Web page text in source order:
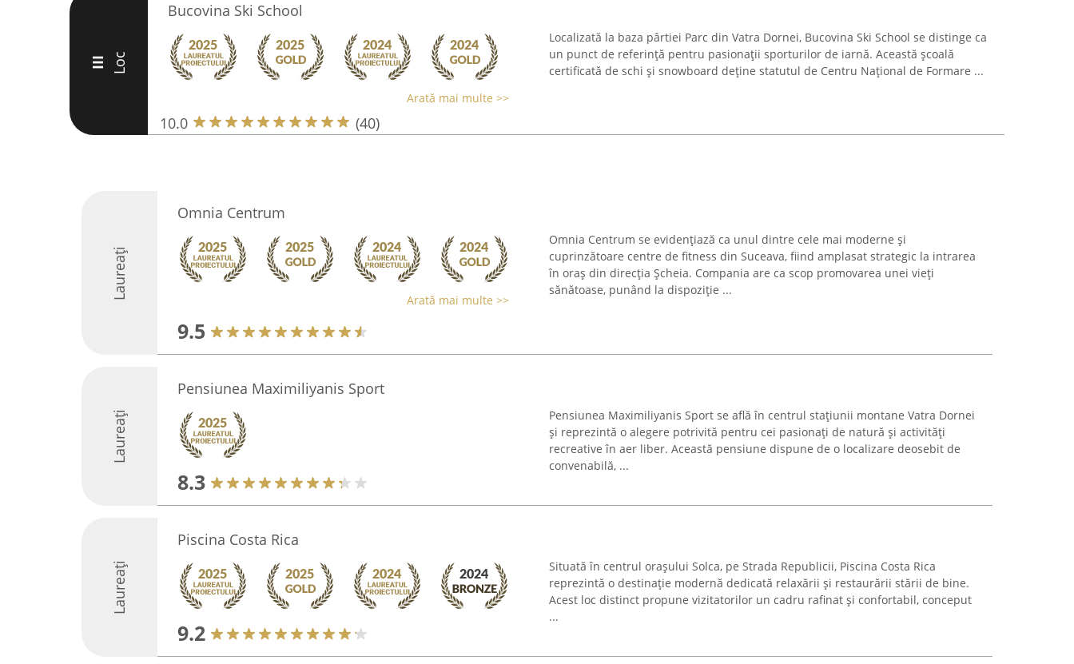
III Loc
Bucovina Ski School
Arată mai multe >>
10.0 (40)
Localizată la baza pârtiei Parc din Vatra Dornei, Bucovina Ski School se distinge ca
un punct de referință pentru pasionații sporturilor de iarnă. Această școală
certificată de schi și snowboard deține statutul de Centru Național de Formare ...
Laureați
Omnia Centrum
Arată mai multe >>
9.5
Omnia Centrum se evidențiază ca unul dintre cele mai moderne și
cuprinzătoare centre de fitness din Suceava, fiind amplasat strategic la intrarea
în oraș din direcția Șcheia. Compania are ca scop promovarea unei vieți
sănătoase, punând la dispoziție ...
Laureați
Pensiunea Maximiliyanis Sport
8.3
Pensiunea Maximiliyanis Sport se află în centrul stațiunii montane Vatra Dornei
și reprezintă o alegere potrivită pentru cei pasionați de natură și activități
recreative în aer liber. Această pensiune dispune de o localizare deosebit de
convenabilă, ...
Laureați
Piscina Costa Rica
9.2
Situată în centrul orașului Solca, pe Strada Republicii, Piscina Costa Rica
reprezintă o destinație modernă dedicată relaxării și restaurării stării de bine.
Acest loc distinct propune vizitatorilor un cadru rafinat și confortabil, conceput
...